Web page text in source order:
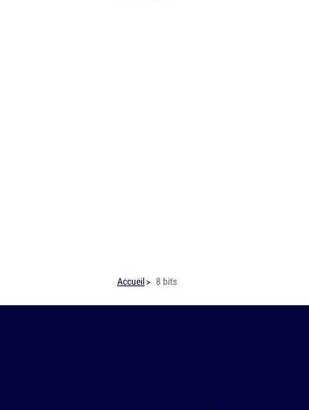
Accueil 8 bits